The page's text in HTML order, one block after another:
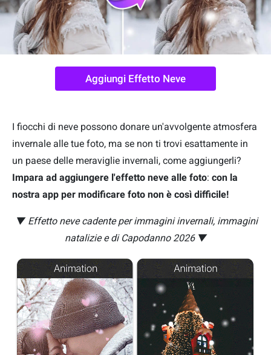
Aggiungi Effetto Neve
I fiocchi di neve possono donare un'avvolgente atmosfera
invernale alle tue foto, ma se non ti trovi esattamente in
un paese delle meraviglie invernali, come aggiungerli?
Impara ad aggiungere l'effetto neve alle foto: con la
nostra app per modificare foto non è così difficile!
▼ Effetto neve cadente per immagini invernali, immagini
natalizie e di Capodanno 2026 ▼